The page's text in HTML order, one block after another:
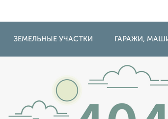
ЗЕМЕЛЬНЫЕ УЧАСТКИ ГАРАЖИ,